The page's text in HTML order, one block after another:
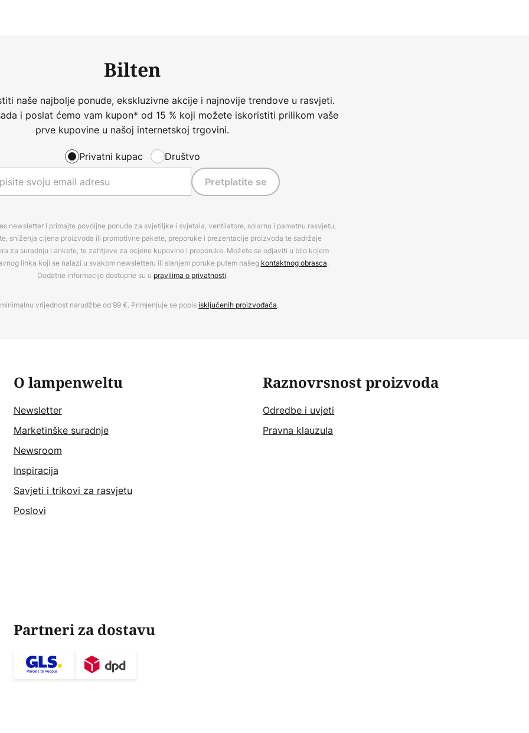
Bilten
naše najbolje ponude, ekskluzivne akcije i najnovije trendove u rasvjeti.
i poslat ćemo vam kupon* od 15 % koji možete iskoristiti prilikom vaše
prve kupovine u našoj internetskoj trgovini.
Privatni kupac Društvo
Pretplatite se
newsletter i primajte povoljne ponude za svjetiljke i svjetala, ventilatore, solarnu i pametnu rasvjetu,
sniženja cijena proizvoda ili promotivne pakete, preporuke i prezentacije proizvoda te sadržaje
za suradnju i ankete, te zahtjeve za ocjene kupovine i preporuke. Možete se odjaviti u bilo kojem
linka koji se nalazi u svakom newsletteru ili slanjem poruke putem našeg kontaktnog obrasca.
Dodatne informacije dostupne su u pravilima o privatnosti.
vrijednost narudžbe od 99 €. Primjenjuje se popisisključenih proizvođača.
O lampenweltu
Newsletter
Marketinške suradnje
Newsroom
Inspiracija
Savjeti i trikovi za rasvjetu
Poslovi
Raznovrsnost proizvoda
Odredbe i uvjeti
Pravna klauzula
Partneri za dostavu